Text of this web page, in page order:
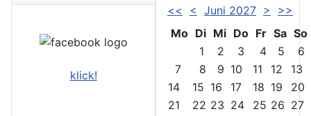
klick!
<< < Juni 2027 >
>>
Mo Di Mi Do Fr Sa So
1
2 3 4 5
6
7
8 9 10 11 12
13
14
15 16 17 18 19
20
21
22 23 24 25 26 27